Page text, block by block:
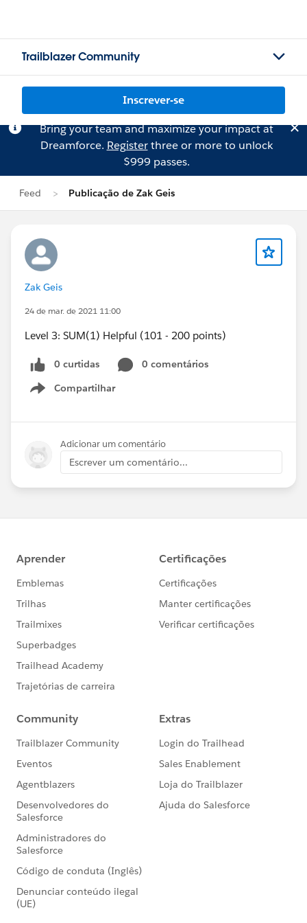
Trailblazer Community
Inscrever-se
Bring your team and maximize your impact at
Dreamforce. Registerthree or more to unlock
$999 passes.
Feed Publicação de Zak Geis
Zak Geis
24 de mar. de 2021 11:00
Level 3: SUM(1) Helpful (101 - 200 points)
0 curtidas
0 comentários
Compartilhar
Show menu
Adicionar um comentário
Escrever um comentário...